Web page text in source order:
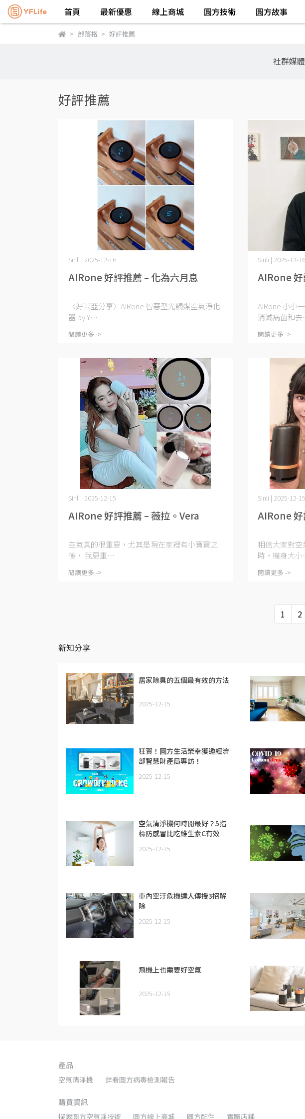
首頁 最新優惠 線上商城 圓方技術 圓方故事
部落格 好評推薦
社群媒體
好評推薦
AIRone 好評推薦 – 化為六月息
Sinli | 2025-12-16
〈好米亞分享〉AIRone 智慧型光觸媒空氣淨化
器 by Y⋯
閱讀更多 ->
AIRone 好
Sinli | 2025-12-16
AIRone 小小
消滅病菌和
閱讀更多 ->
AIRone 好評推薦 – 薇拉。Vera
Sinli | 2025-12-15
空氣真的很重要，尤其是現在家裡有小寶寶之
後， 我更重⋯
閱讀更多 ->
AIRone
Sinli | 2025-12-15
相信大家對
時，機身大
閱讀更多 ->
1 2
新知分享
居家除臭的五個最有效的方法
2025-12-15
狂賀！圓方生活榮幸獲邀經濟
部智慧財產局專訪！
2025-12-15
空氣清淨機何時開最好？5指
標防感冒比吃維生素C有效
2025-12-15
車內空汙危機達人傳授3招解
除
2025-12-15
飛機上也需要好空氣
2025-12-15
產品
空氣清淨機 詳看圓方病毒檢測報告
購買資訊
探索圓方空氣凈技術 圓方線上商城 圓方配件 實體店鋪